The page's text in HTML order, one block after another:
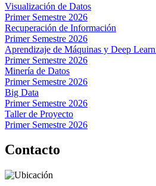
Visualización de Datos
Primer Semestre 2026
Recuperación de Información
Primer Semestre 2026
Aprendizaje de Máquinas y Deep
Primer Semestre 2026
Minería de Datos
Primer Semestre 2026
Big Data
Primer Semestre 2026
Taller de Proyecto
Primer Semestre 2026
Contacto